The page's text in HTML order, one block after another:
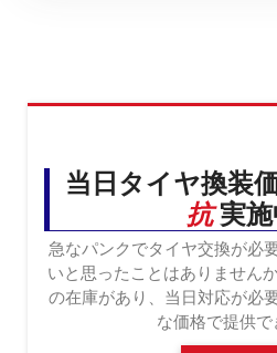
当日タイヤ換装
抗実施
急なパンクでタイヤ交換が必
いと思ったことはありません
の在庫があり、当日対応が必
な価格で提供で